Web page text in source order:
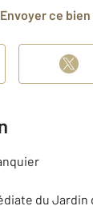
Envoyer ce
du Jardin